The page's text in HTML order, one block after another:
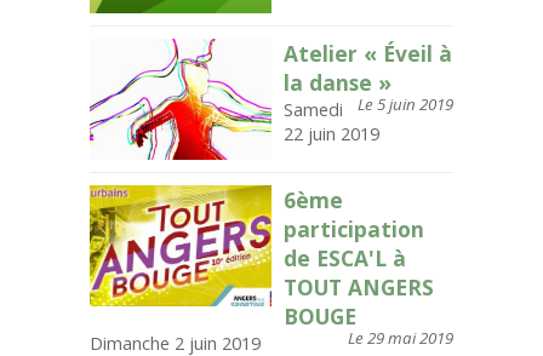
Atelier « Éveil à
la danse »
Le 5 juin 2019
Samedi
22 juin 2019
6ème
participation
de ESCA'L à
TOUT ANGERS
BOUGE
Le 29 mai 2019
Dimanche 2 juin 2019